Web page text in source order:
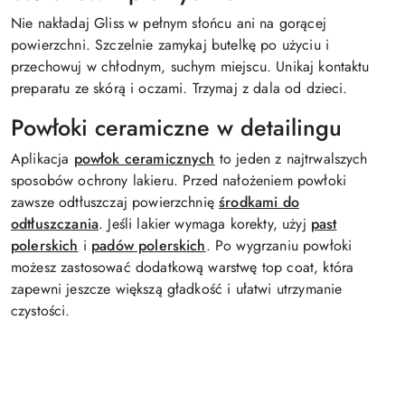
Nie nakładaj Gliss w pełnym słońcu ani na gorącej
powierzchni. Szczelnie zamykaj butelkę po użyciu i
przechowuj w chłodnym, suchym miejscu. Unikaj kontaktu
preparatu ze skórą i oczami. Trzymaj z dala od dzieci.
Powłoki ceramiczne w detailingu
Aplikacja powłok ceramicznych to jeden z najtrwalszych
sposobów ochrony lakieru. Przed nałożeniem powłoki
zawsze odtłuszczaj powierzchnięśrodkami do
odtłuszczania. Jeśli lakier wymaga korekty, użyj past
polerskich i padów polerskich. Po wygrzaniu powłoki
możesz zastosować dodatkową warstwę top coat, która
zapewni jeszcze większą gładkość i ułatwi utrzymanie
czystości.